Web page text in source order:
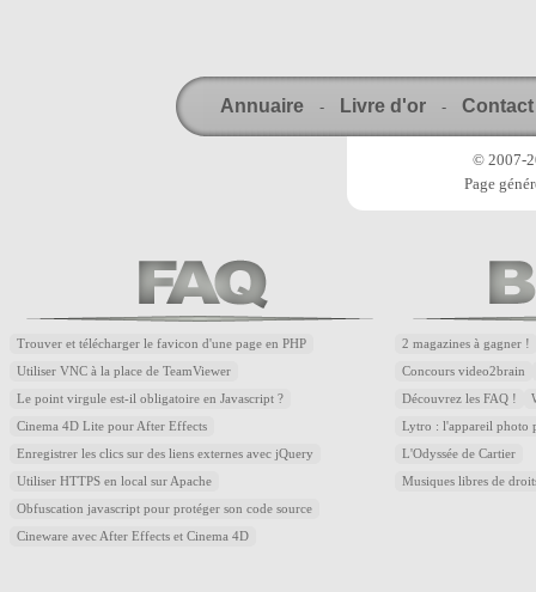
Annuaire - Livre d'or - Contact
© 2007-
Page
Trouver et télécharger le favicon d'une page en PHP
Utiliser VNC à la place de TeamViewer
Le point virgule est-il obligatoire en Javascript ?
Cinema 4D Lite pour After Effects
Enregistrer les clics sur des liens externes avec jQuery
Utiliser HTTPS en local sur Apache
Obfuscation javascript pour protéger son code source
Cineware avec After Effects et Cinema 4D
2 magazines à gagner !
Concours video2brain
Découvrez les FAQ !
Lytro : l'appareil photo
L'Odyssée de Cartier
Musiques libres de